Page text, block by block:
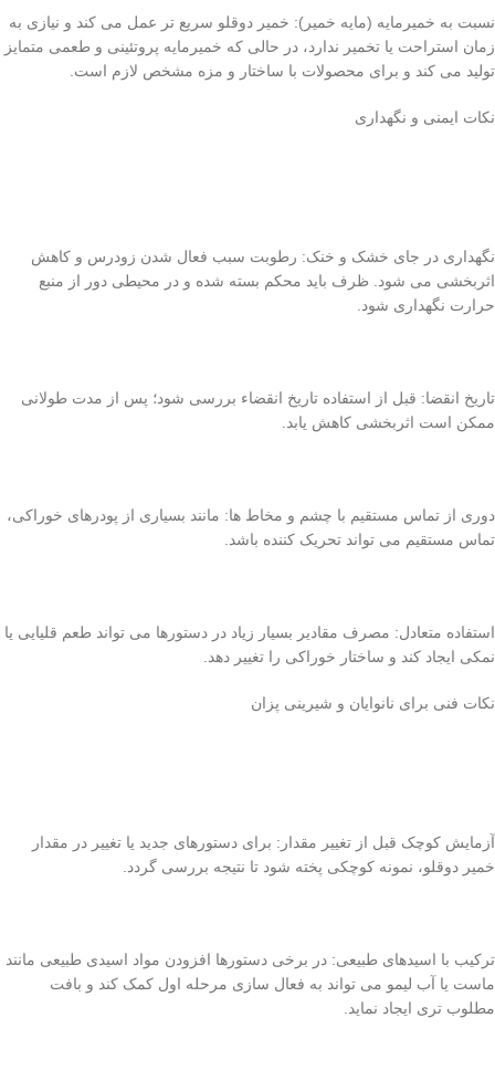
نسبت به خمیرمایه (مایه خمیر): خمیر دوقلو سریع تر عمل می کند و نیازی به
زمان استراحت یا تخمیر ندارد، در حالی که خمیرمایه پروتئینی و طعمی متمایز
تولید می کند و برای محصولات با ساختار و مزه مشخص لازم است.
نکات ایمنی و نگهداری
نگهداری در جای خشک و خنک: رطوبت سبب فعال شدن زودرس و کاهش
اثربخشی می شود. ظرف باید محکم بسته شده و در محیطی دور از منبع
حرارت نگهداری شود.
تاریخ انقضا: قبل از استفاده تاریخ انقضاء بررسی شود؛ پس از مدت طولانی
ممکن است اثربخشی کاهش یابد.
دوری از تماس مستقیم با چشم و مخاط ها: مانند بسیاری از پودرهای خوراکی،
تماس مستقیم می تواند تحریک کننده باشد.
استفاده متعادل: مصرف مقادیر بسیار زیاد در دستورها می تواند طعم قلیایی یا
نمکی ایجاد کند و ساختار خوراکی را تغییر دهد.
نکات فنی برای نانوایان و شیرینی پزان
آزمایش کوچک قبل از تغییر مقدار: برای دستورهای جدید یا تغییر در مقدار
خمیر دوقلو، نمونه کوچکی پخته شود تا نتیجه بررسی گردد.
ترکیب با اسیدهای طبیعی: در برخی دستورها افزودن مواد اسیدی طبیعی مانند
ماست یا آب لیمو می تواند به فعال سازی مرحله اول کمک کند و بافت
مطلوب تری ایجاد نماید.